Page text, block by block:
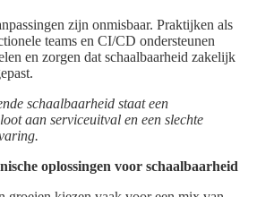
zijn onmisbaar. Praktijken als
teams en CI/CD ondersteunen
en zorgen dat schaalbaarheid zakelijk
schaalbaarheid staat een
aan serviceuitval en een slechte
oplossingen voor schaalbaarheid